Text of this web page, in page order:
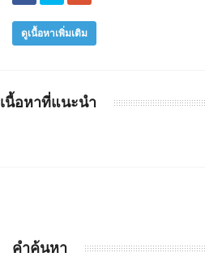
ดูเนื้อหาเพิ่มเติม
เนื้อหาที่แนะนำ
คำค้นหา